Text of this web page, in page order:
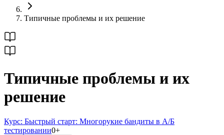
Типичные проблемы и их решение
Типичные проблемы и их
решение
Курс: Быстрый старт: Многорукие бандиты в A/Б
тестировании0+